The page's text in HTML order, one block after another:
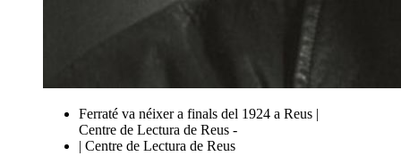
Ferraté va néixer a finals del 1924 a Reus |
Centre de Lectura de Reus -
| Centre de Lectura de Reus